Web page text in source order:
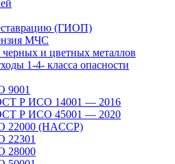
(ГИОП)
МЧС
черных и цветных металлов
1-4- класса опасности
9001
Р ИСО 14001 — 2016
Р ИСО 45001 — 2020
22000 (HACCP)
22301
28000